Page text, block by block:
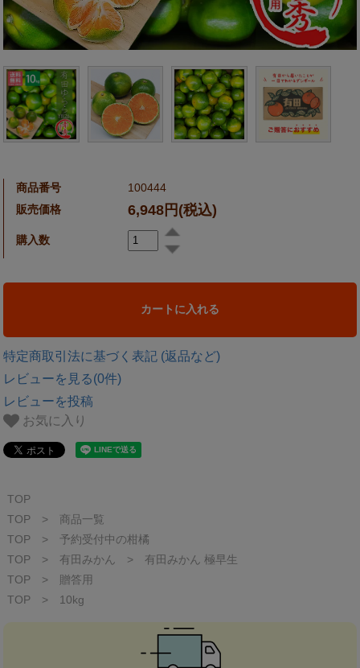
商品番号
100444
販売価格
6,948円(税込)
購入数
カートに入れる
特定商取引法に基づく表記 (返品など)
レビューを見る(0件)
レビューを投稿
お気に入り
TOP
TOP
>
商品一覧
TOP
>
予約受付中の柑橘
TOP
> 有田みかん >
有田みかん 極早生
TOP
>
贈答用
TOP
> 10kg